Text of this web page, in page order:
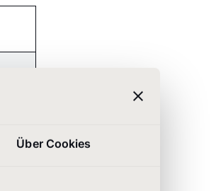
Über Cookies